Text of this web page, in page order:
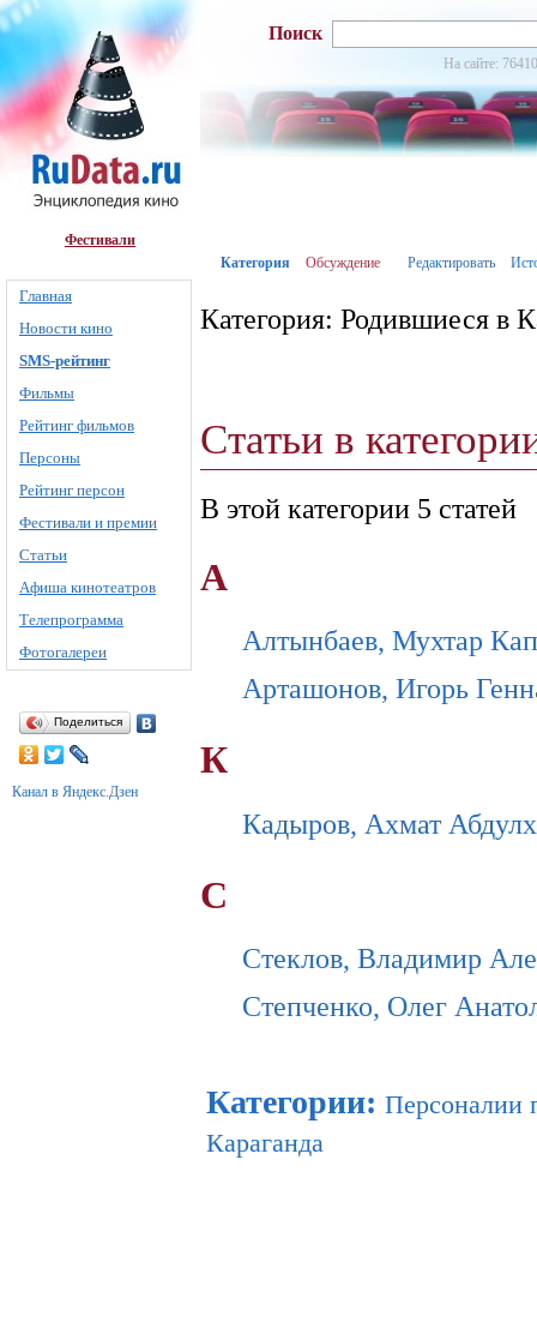
Фестивали
Главная
Новости кино
SMS-рейтинг
Фильмы
Рейтинг фильмов
Персоны
Рейтинг персон
Фестивали и премии
Статьи
Афиша кинотеатров
Телепрограмма
Фотогалереи
Поделиться
Канал в Яндекс.Дзен
Поиск
На сайте:
Категория Обсуждение Редактировать
Категория: Родившиеся в
Статьи в
В этой категории 5 статей
А
Алтынбаев, Мухтар
Арташонов, Игорь
К
Кадыров, Ахмат
С
Стеклов, Владимир
Степченко, Олег
Категории: Персоналии
Караганда